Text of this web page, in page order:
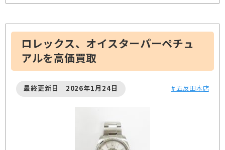
ロレックス、オイスターパーペチュ
アルを高価買取
最終更新日 2026年1月24日 # 五反田本店